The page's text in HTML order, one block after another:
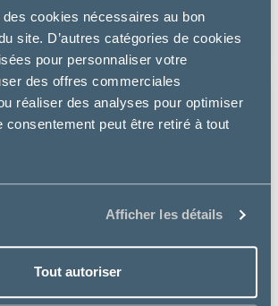
cookies nécessaires au bon
site. D’autres catégories de cookies
pour personnaliser votre
des offres commerciales
réaliser des analyses pour optimiser
consentement peut être retiré à tout
Afficher les détails
Tout autoriser
à partir de
4.84€